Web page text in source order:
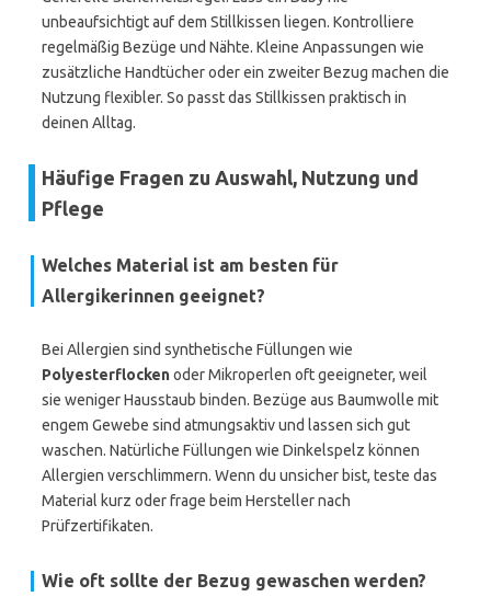
unbeaufsichtigt auf dem Stillkissen liegen. Kontrolliere
regelmäßig Bezüge und Nähte. Kleine Anpassungen wie
zusätzliche Handtücher oder ein zweiter Bezug machen die
Nutzung flexibler. So passt das Stillkissen praktisch in
deinen Alltag.
Häufige Fragen zu Auswahl, Nutzung und
Pflege
Welches Material ist am besten für
Allergikerinnen geeignet?
Bei Allergien sind synthetische Füllungen wie
Polyesterflockenoder Mikroperlen oft geeigneter, weil
sie weniger Hausstaub binden. Bezüge aus Baumwolle mit
engem Gewebe sind atmungsaktiv und lassen sich gut
waschen. Natürliche Füllungen wie Dinkelspelz können
Allergien verschlimmern. Wenn du unsicher bist, teste das
Material kurz oder frage beim Hersteller nach
Prüfzertifikaten.
Wie oft sollte der Bezug gewaschen werden?